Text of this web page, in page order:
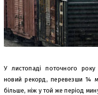
У листопаді поточного року
новий рекорд, перевезши 14
більше, ніж у той же період